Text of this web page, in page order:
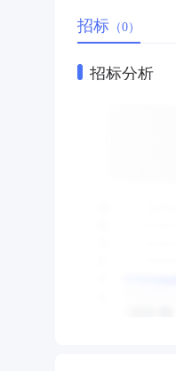
招标 （0）
招标分析